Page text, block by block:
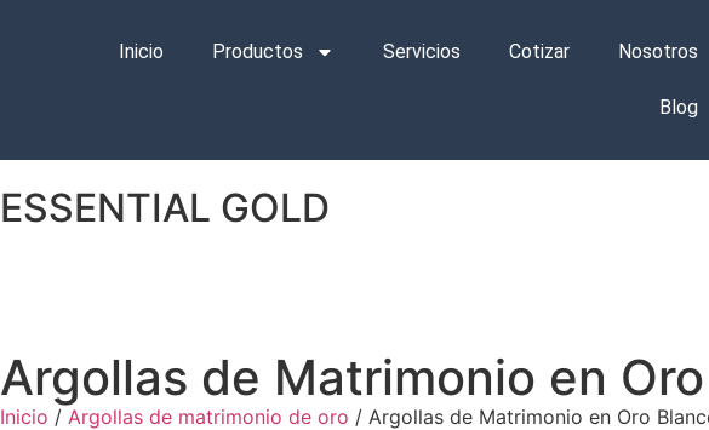
Inicio Productos Servicios Cotizar Nosotros
Blog
ESSENTIAL GOLD
Argollas de Matrimonio en
Inicio / Argollas de matrimonio de oro / Argollas de Matrimonio en Oro